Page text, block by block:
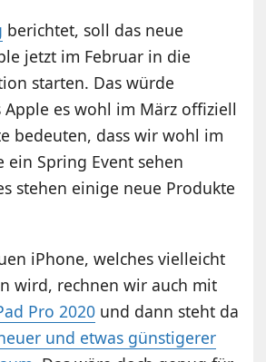
berichtet, soll das neue
jetzt im Februar in die
starten. Das würde
Apple es wohl im März offiziell
bedeuten, dass wir wohl im
ein Spring Event sehen
stehen einige neue Produkte
iPhone, welches vielleicht
wird, rechnen wir auch mit
Pro 2020 und dann steht da
und etwas günstigerer